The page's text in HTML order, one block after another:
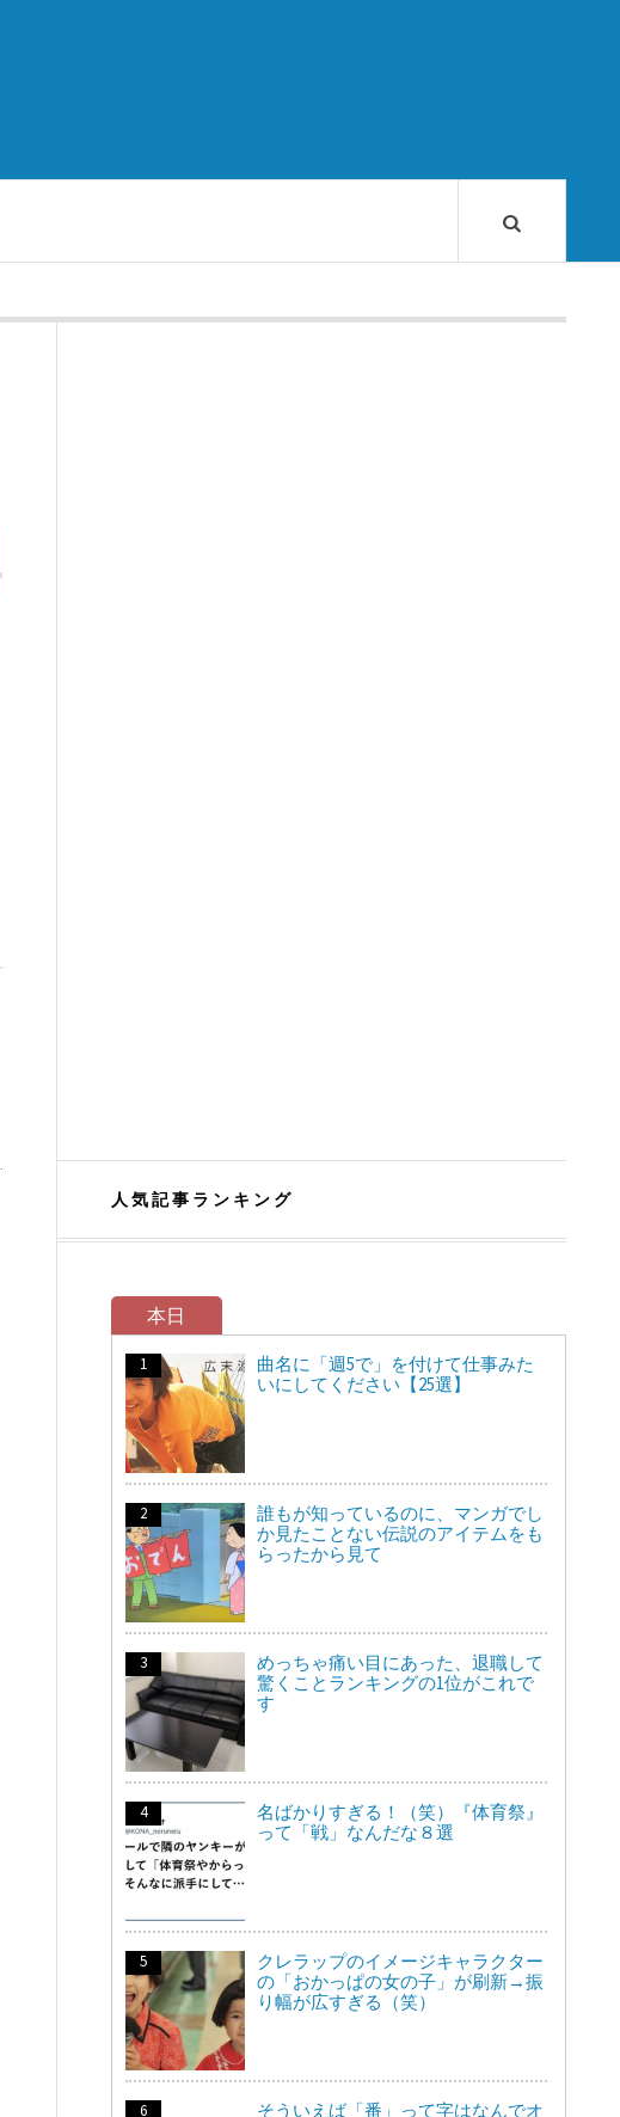
人気記事ランキング
本日
曲名に「週5で」を付けて仕事みた
いにしてください【25選】
誰もが知っているのに、マンガでし
か見たことない伝説のアイテムをも
らったから見て
めっちゃ痛い目にあった、退職して
驚くことランキングの1位がこれで
す
名ばかりすぎる！（笑）『体育祭』
って「戦」なんだな８選
クレラップのイメージキャラクター
の「おかっぱの女の子」が刷新→振
り幅が広すぎる（笑）
そういえば「番」って字はなんでオ